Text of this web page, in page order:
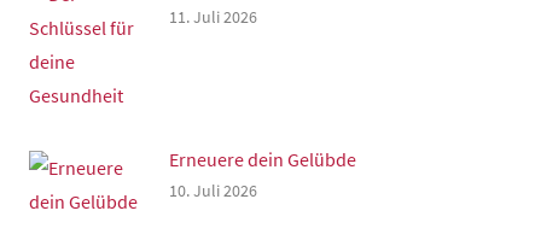
11. Juli 2026
Erneuere dein Gelübde
10. Juli 2026